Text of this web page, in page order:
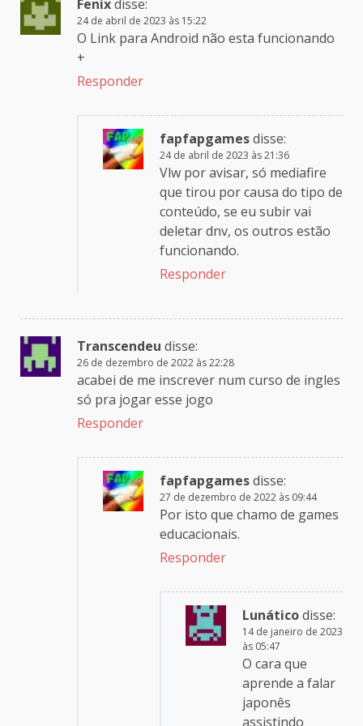
Fenixdisse:
24 de abril de 2023 às 15:22
O Link para Android não esta funcionando
+
Responder
fapfapgamesdisse:
24 de abril de 2023 às 21:36
Vlw por avisar, só mediafire
que tirou por causa do tipo de
conteúdo, se eu subir vai
deletar dnv, os outros estão
funcionando.
Responder
Transcendeu disse:
26 de dezembro de 2022 às 22:28
acabei de me inscrever num curso de ingles
só pra jogar esse jogo
Responder
fapfapgamesdisse:
27 de dezembro de 2022 às 09:44
Por isto que chamo de games
educacionais.
Responder
Lunáticodisse:
14 de janeiro de 2023
às 05:47
O cara que
aprende a falar
japonês
assistindo